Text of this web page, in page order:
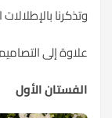
وتذكرنا
علاوة إلى
الفستان الأول